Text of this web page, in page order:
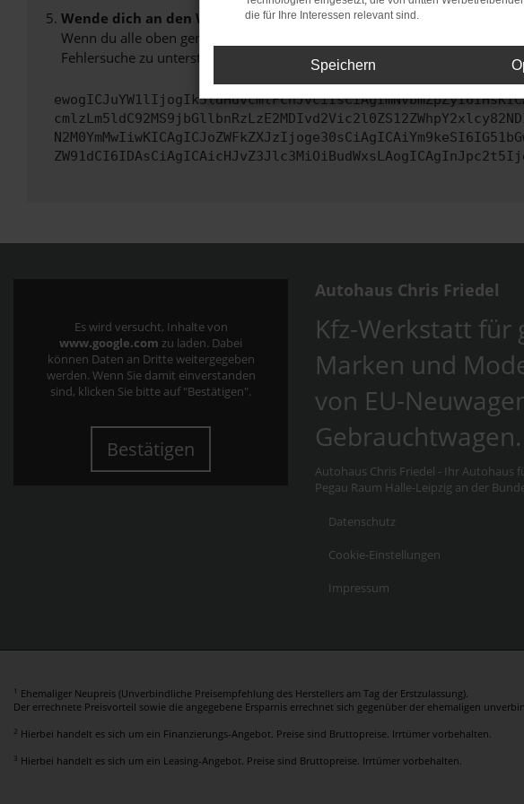
Wende dich an den Webseitenbetreiber.
Wenn du alle oben genannten Schritte versucht hast, kontaktiere uns
Fehlersuche zu unterstützen:
Es wird versucht, Inhalte von
www.google.com zu laden. Dabei
können Daten an Dritte weitergegeben
werden. Wenn Sie damit einverstanden
sind, klicken Sie bitte auf "Bestätigen".
Bestätigen
Autohaus Chris Friedel
Kfz-Werkstatt für
Marken und
von EU-
Gebrauchtwagen.
Autohaus Chris Friedel - Ihr Autohaus
Pegau Raum Halle-Leipzig an der
Datenschutz
Cookie-Einstellungen
Impressum
1 Ehemaliger Neupreis (Unverbindliche Preisempfehlung des Herstellers am Tag der Erstzulassung).
Der errechnete Preisvorteil sowie die angegebene Ersparnis errechnet sich gegenüber der ehemaligen
2 Hierbei handelt es sich um ein Finanzierungs-Angebot. Preise sind Bruttopreise. Irrtümer vorbehalten.
3 Hierbei handelt es sich um ein Leasing-Angebot. Preise sind Bruttopreise. Irrtümer vorbehalten.
die für Ihre Interessen relevant sind.
Speichern